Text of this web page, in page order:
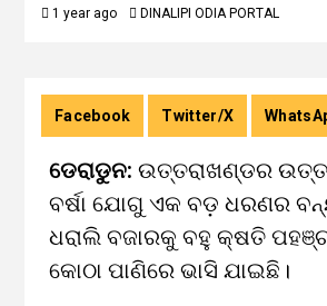
1 year ago DINALIPI ODIA PORTAL
Facebook Twitter/X
ଡେରାଡୁନ: ଉତ୍ତରାଖଣ୍ଡର
ବର୍ଷା ଯୋଗୁ ଏକ ବଡ଼ ଧରଣର
ଧରାଲି ବଜାରକୁ ବହୁ କ୍ଷତି
କୋଠା ପାଣିରେ ଭାସି ଯାଇଛି।